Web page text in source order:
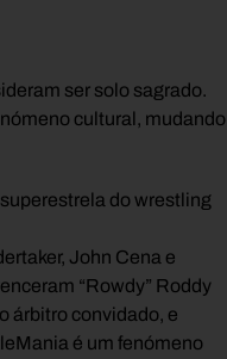
ser solo sagrado.
cultural, mudando
do wrestling
John Cena e
“Rowdy” Roddy
árbitro convidado, e
é um fenómeno